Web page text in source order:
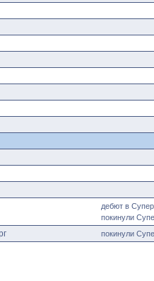
дебют в
покинули
покинули